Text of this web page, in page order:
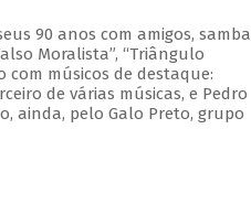
90 anos com amigos, samba
Moralista”, “Triângulo
com músicos de destaque:
de várias músicas, e Pedro
ainda, pelo Galo Preto, grupo